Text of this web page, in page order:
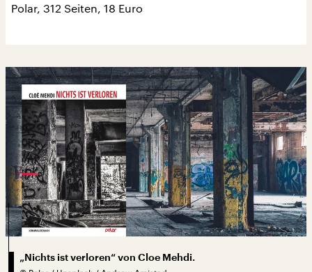
Polar, 312 Seiten, 18 Euro
„Nichts ist verloren“ von Cloe Mehdi.